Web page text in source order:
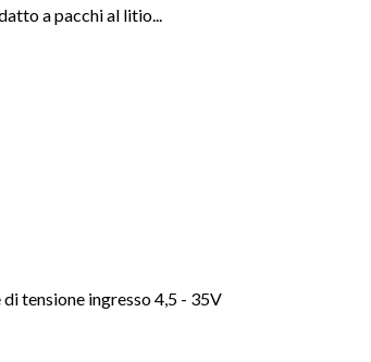
a pacchi al litio...
tensione ingresso 4,5 - 35V